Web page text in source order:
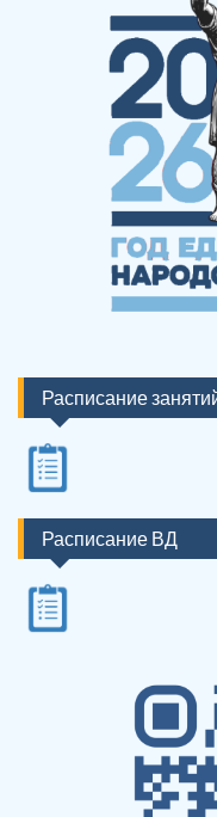
Расписание
Расписание ВД